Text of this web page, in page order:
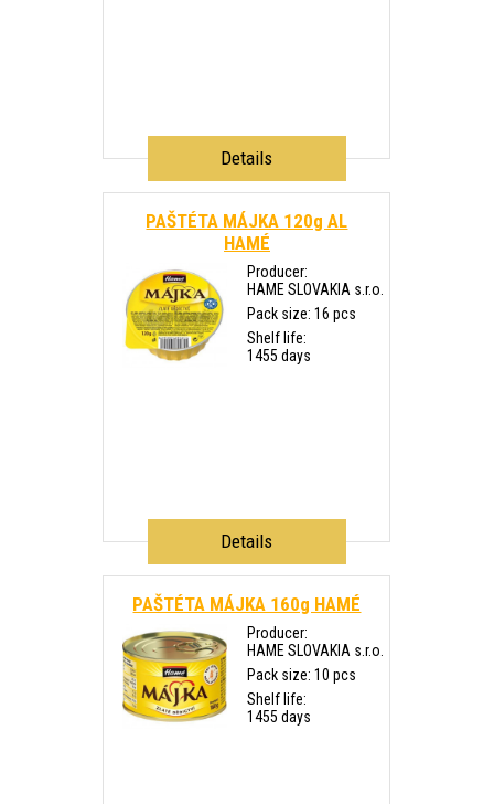
Details
PAŠTÉTA MÁJKA 120g AL
HAMÉ
Producer:
HAME SLOVAKIA s.r.o.
Pack size: 16 pcs
Shelf life:
1455 days
Details
PAŠTÉTA MÁJKA 160g HAMÉ
Producer:
HAME SLOVAKIA s.r.o.
Pack size: 10 pcs
Shelf life:
1455 days